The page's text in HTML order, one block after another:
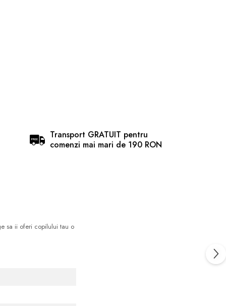
Transport GRATUIT pentru
comenzi mai mari de 190 RON
sa ii oferi copilului tau o